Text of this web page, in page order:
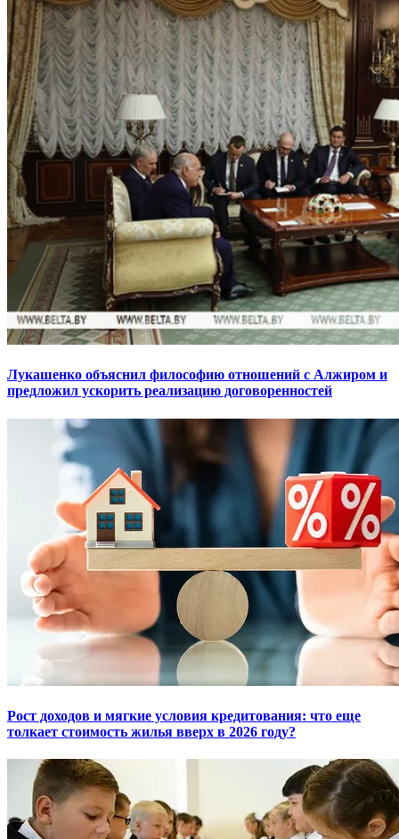
Лукашенко объяснил философию отношений с Алжиром и
предложил ускорить реализацию договоренностей
Рост доходов и мягкие условия кредитования: что еще
толкает стоимость жилья вверх в 2026 году?